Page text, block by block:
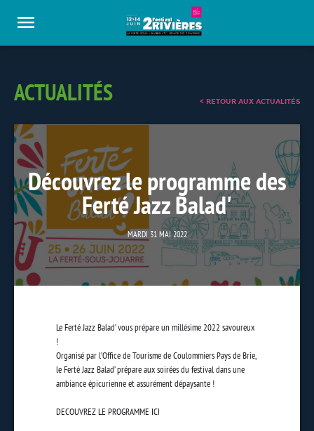
ACTUALITÉS < RETOUR AUX ACTUALITÉS
Découvrez le programme des
Ferté Jazz Balad'
MARDI 31 MAI 2022
Le Ferté Jazz Balad’ vous prépare un millésime 2022 savoureux
!
Organisé par l’Office de Tourisme de Coulommiers Pays de Brie,
le Ferté Jazz Balad’ prépare aux soirées du festival dans une
ambiance épicurienne et assurément dépaysante !
DECOUVREZ LE PROGRAMME ICI